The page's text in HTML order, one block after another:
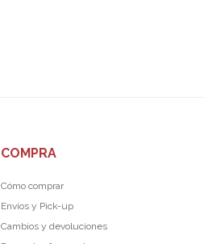
COMPRA
Cómo comprar
Envíos y Pick-up
Cambios y devoluciones